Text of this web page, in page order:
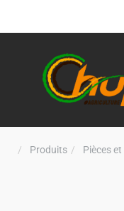
Produits Pièces